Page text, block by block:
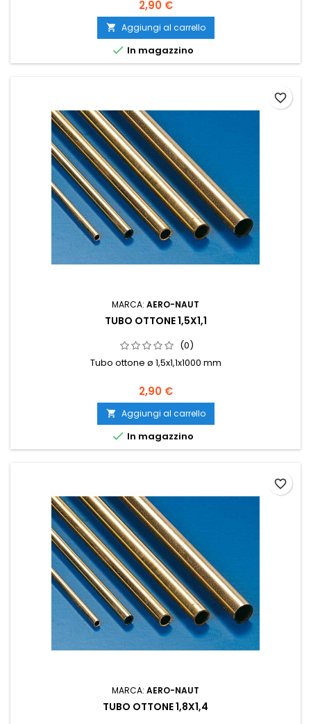
2,90 €
 Aggiungi al carrello
 In magazzino
MARCA: AERO-NAUT
TUBO OTTONE 1,5X1,1
(0)
Tubo ottone ø 1,5x1,1x1000 mm
2,90 €
 Aggiungi al carrello
 In magazzino
favorite_border
MARCA: AERO-NAUT
TUBO OTTONE 1,8X1,4
favorite_border